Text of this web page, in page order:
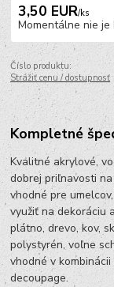
3,50 EUR/ks
Momentálne nie je
Číslo produktu:
Strážiť cenu / dostupnosť
Kompletné
Kvalitné akrylové,
dobrej priľnavosti
vhodné pre
využiť na dekoráciu
plátno, drevo, kov,
polystyrén, voľne
vhodné v
decoupage.